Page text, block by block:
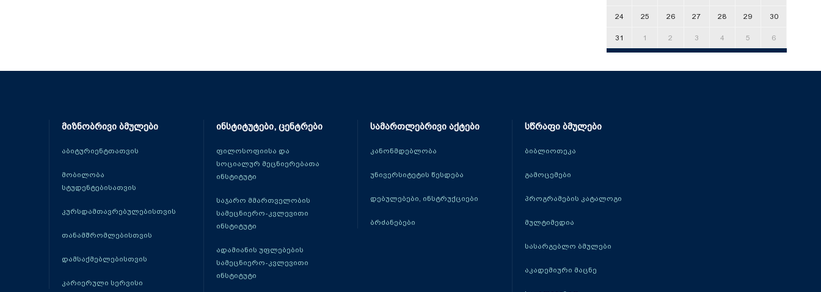
24 25 26 27 28 29 30
31 1 2 3 4 5 6
მიზნობრივი ბმულები
აბიტურიენტთათვის
მობილობა
სტუდენტებისათვის
კურსდამთავრებულებისთვის
თანამშრომლებისთვის
დამსაქმებლებისთვის
კარიერული სერვისი
ინსტიტუტები, ცენტრები
ფილოსოფიისა და
სოციალურ მეცნიერებათა
ინსტიტუტი
საჯარო მმართველობის
სამეცნიერო-კვლევითი
ინსტიტუტი
ადამიანის უფლებების
სამეცნიერო-კვლევითი
ინსტიტუტი
სამართლებრივი აქტები
კანონმდებლობა
უნივერსიტეტის წესდება
დებულებები, ინსტრუქციები
ბრძანებები
სწრაფი ბმულები
ბიბლიოთეკა
გამოცემები
პროგრამების კატალოგი
მულტიმედია
სასარგებლო ბმულები
აკადემიური მაცნე